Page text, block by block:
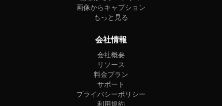
画像からキャプション
もっと見る
会社情報
会社概要
リソース
料金プラン
サポート
プライバシーポリシー
利用規約